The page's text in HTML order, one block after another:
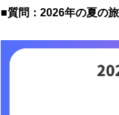
■質問：2026年の夏の